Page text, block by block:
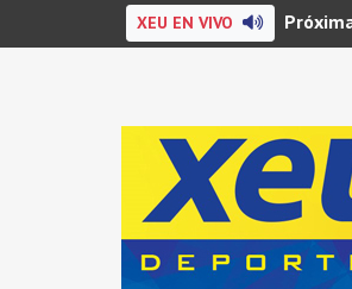
XEU EN VIVO